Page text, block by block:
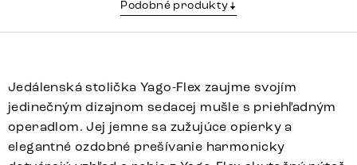
Podobné produkty
Jedálenská stolička Yago-Flex zaujme svojím
jedinečným dizajnom sedacej mušle s priehľadným
operadlom. Jej jemne sa zužujúce opierky a
elegantné ozdobné prešívanie harmonicky